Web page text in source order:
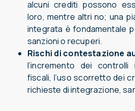
alcuni crediti possono
loro, mentre altri no; una
integrata è fondamentale
sanzioni o recuperi.
Rischi di contestazione
l’incremento dei
fiscali, l’uso scorretto dei
richieste di integrazione,